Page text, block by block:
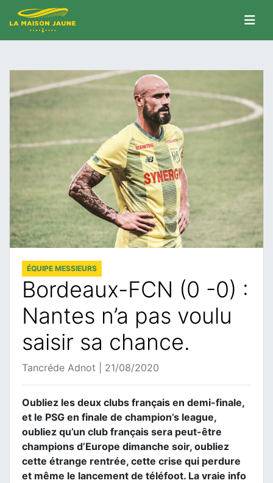
ÉQUIPE MESSIEURS
Bordeaux-FCN (0 -0) :
Nantes n’a pas voulu
saisir sa chance.
Tancréde Adnot | 21/08/2020
Oubliez les deux clubs français en demi-finale,
et le PSG en finale de champion’s league,
oubliez qu’un club français sera peut-être
champions d’Europe dimanche soir, oubliez
cette étrange rentrée, cette crise qui perdure
et même le lancement de téléfoot. La vraie info